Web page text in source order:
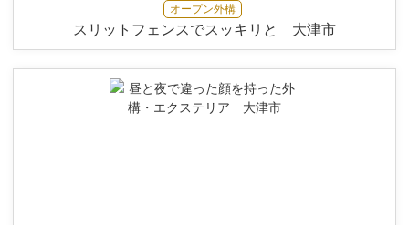
オープン外構
スリットフェンスでスッキリと 大津市